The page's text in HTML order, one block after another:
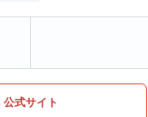
公式サイト